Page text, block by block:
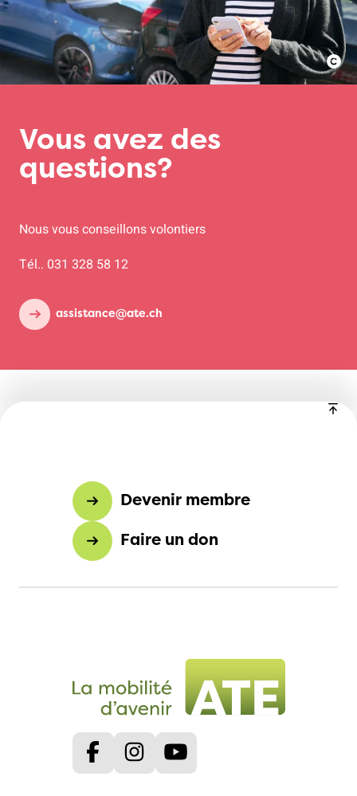
Vous avez des
questions?
Nous vous conseillons volontiers
Tél.. 031 328 58 12
assistance@ate.ch
Devenir membre
Faire un don
FacebookInstagram